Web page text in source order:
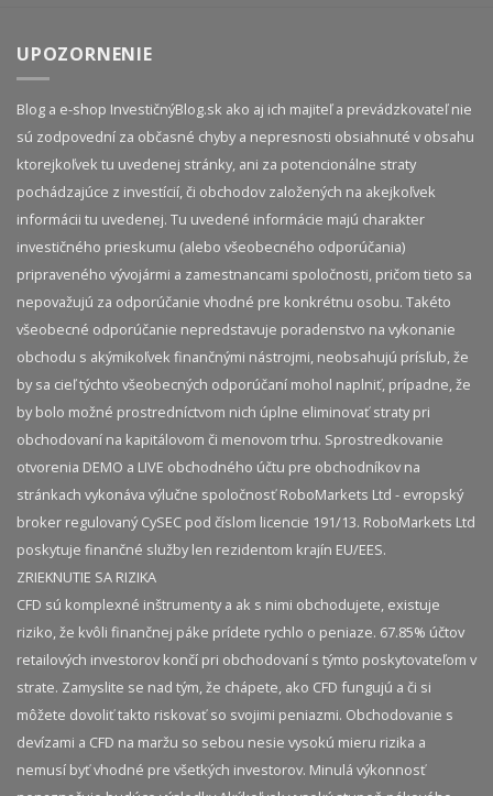
UPOZORNENIE
Blog a e-shop InvestičnýBlog.sk ako aj ich majiteľ a prevádzkovateľ nie
sú zodpovední za občasné chyby a nepresnosti obsiahnuté v obsahu
ktorejkoľvek tu uvedenej stránky, ani za potencionálne straty
pochádzajúce z investícií, či obchodov založených na akejkoľvek
informácii tu uvedenej. Tu uvedené informácie majú charakter
investičného prieskumu (alebo všeobecného odporúčania)
pripraveného vývojármi a zamestnancami spoločnosti, pričom tieto sa
nepovažujú za odporúčanie vhodné pre konkrétnu osobu. Takéto
všeobecné odporúčanie nepredstavuje poradenstvo na vykonanie
obchodu s akýmikoľvek finančnými nástrojmi, neobsahujú prísľub, že
by sa cieľ týchto všeobecných odporúčaní mohol naplniť, prípadne, že
by bolo možné prostredníctvom nich úplne eliminovať straty pri
obchodovaní na kapitálovom či menovom trhu. Sprostredkovanie
otvorenia DEMO a LIVE obchodného účtu pre obchodníkov na
stránkach vykonáva výlučne spoločnosť RoboMarkets Ltd - evropský
broker regulovaný CySEC pod číslom licencie 191/13. RoboMarkets Ltd
poskytuje finančné služby len rezidentom krajín EU/EES.
ZRIEKNUTIE SA RIZIKA
CFD sú komplexné inštrumenty a ak s nimi obchodujete, existuje
riziko, že kvôli finančnej páke prídete rychlo o peniaze. 67.85% účtov
retailových investorov končí pri obchodovaní s týmto poskytovateľom v
strate. Zamyslite se nad tým, že chápete, ako CFD fungujú a či si
môžete dovoliť takto riskovať so svojimi peniazmi. Obchodovanie s
devízami a CFD na maržu so sebou nesie vysokú mieru rizika a
nemusí byť vhodné pre všetkých investorov. Minulá výkonnosť